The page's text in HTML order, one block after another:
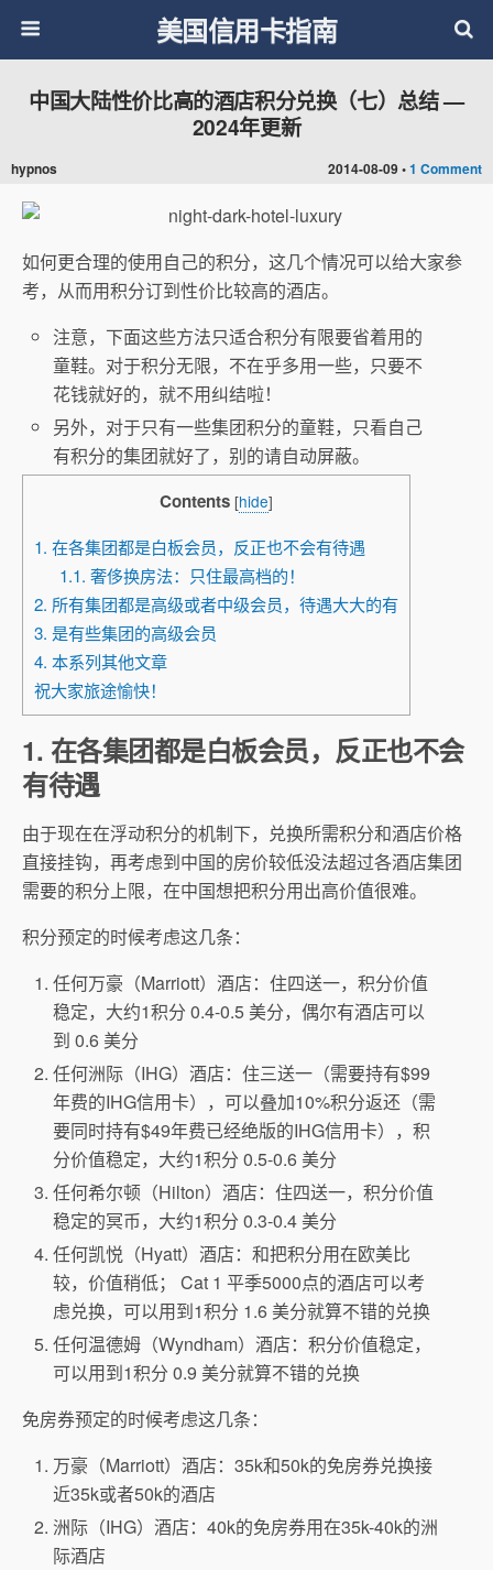
美国信用卡指南
2014-08-09 •1 Comment
中国大陆性价比高的酒店积分兑换（七）总结 —
2024年更新
hypnos
如何更合理的使用自己的积分，这几个情况可以给大家参
考，从而用积分订到性价比较高的酒店。
注意，下面这些方法只适合积分有限要省着用的
童鞋。对于积分无限，不在乎多用一些，只要不
花钱就好的，就不用纠结啦！
另外，对于只有一些集团积分的童鞋，只看自己
有积分的集团就好了，别的请自动屏蔽。
Contents [hide]
1. 在各集团都是白板会员，反正也不会有待遇
1.1. 奢侈换房法：只住最高档的！
2. 所有集团都是高级或者中级会员，待遇大大的有
3. 是有些集团的高级会员
4. 本系列其他文章
祝大家旅途愉快！
1. 在各集团都是白板会员，反正也不会
有待遇
由于现在在浮动积分的机制下，兑换所需积分和酒店价格
直接挂钩，再考虑到中国的房价较低没法超过各酒店集团
需要的积分上限，在中国想把积分用出高价值很难。
积分预定的时候考虑这几条：
任何万豪（Marriott）酒店：住四送一，积分价值
稳定，大约1积分 0.4-0.5 美分，偶尔有酒店可以
到 0.6 美分
任何洲际（IHG）酒店：住三送一（需要持有$99
年费的IHG信用卡），可以叠加10%积分返还（需
要同时持有$49年费已经绝版的IHG信用卡），积
分价值稳定，大约1积分 0.5-0.6 美分
任何希尔顿（Hilton）酒店：住四送一，积分价值
稳定的冥币，大约1积分 0.3-0.4 美分
任何凯悦（Hyatt）酒店：和把积分用在欧美比
较，价值稍低； Cat 1 平季5000点的酒店可以考
虑兑换，可以用到1积分 1.6 美分就算不错的兑换
任何温德姆（Wyndham）酒店：积分价值稳定，
可以用到1积分 0.9 美分就算不错的兑换
免房券预定的时候考虑这几条：
万豪（Marriott）酒店：35k和50k的免房券兑换接
近35k或者50k的酒店
洲际（IHG）酒店：40k的免房券用在35k-40k的洲
际酒店